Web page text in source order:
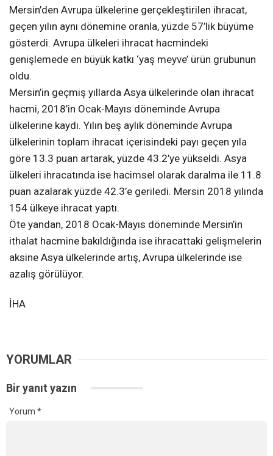
Mersin’den Avrupa ülkelerine gerçekleştirilen ihracat,
geçen yılın aynı dönemine oranla, yüzde 57’lik büyüme
gösterdi. Avrupa ülkeleri ihracat hacmindeki
genişlemede en büyük katkı ‘yaş meyve’ ürün grubunun
oldu.
Mersin’in geçmiş yıllarda Asya ülkelerinde olan ihracat
hacmi, 2018’in Ocak-Mayıs döneminde Avrupa
ülkelerine kaydı. Yılın beş aylık döneminde Avrupa
ülkelerinin toplam ihracat içerisindeki payı geçen yıla
göre 13.3 puan artarak, yüzde 43.2’ye yükseldi. Asya
ülkeleri ihracatında ise hacimsel olarak daralma ile 11.8
puan azalarak yüzde 42.3’e geriledi. Mersin 2018 yılında
154 ülkeye ihracat yaptı.
Öte yandan, 2018 Ocak-Mayıs döneminde Mersin’in
ithalat hacmine bakıldığında ise ihracattaki gelişmelerin
aksine Asya ülkelerinde artış, Avrupa ülkelerinde ise
azalış görülüyor.
İHA
YORUMLAR
Bir yanıt yazın
Yorum *